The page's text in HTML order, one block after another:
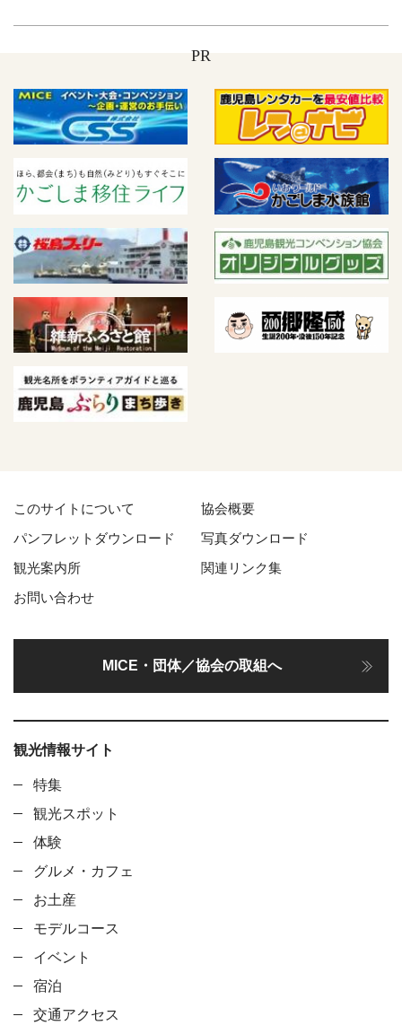
PR
このサイトについて
協会概要
パンフレットダウンロード
写真ダウンロード
観光案内所
関連リンク集
お問い合わせ
MICE・団体／協会の取組へ
観光情報サイト
特集
観光スポット
体験
グルメ・カフェ
お土産
モデルコース
イベント
宿泊
交通アクセス